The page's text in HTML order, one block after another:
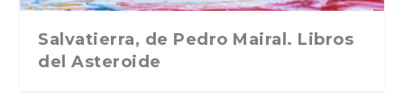
Salvatierra, de Pedro Mairal. Libros
del Asteroide